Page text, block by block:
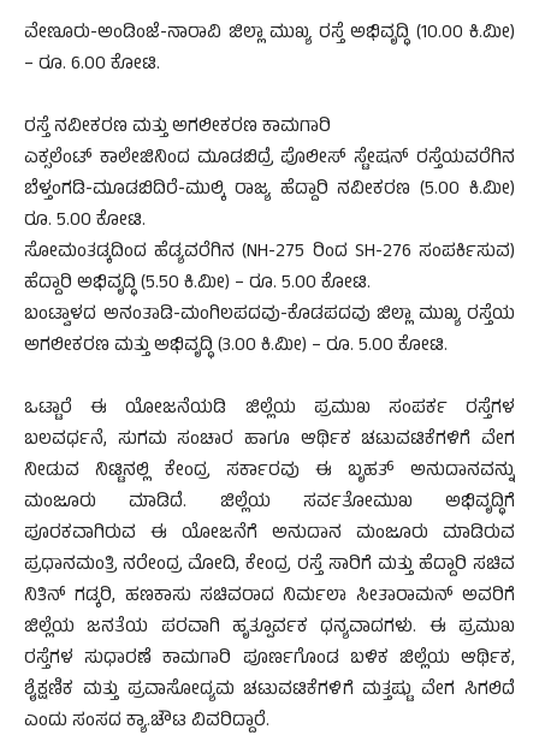
ವೇಣೂರು-ಅಂಡಿಂಜೆ-ನಾರಾವಿ ಜಿಲ್ಲಾ ಮುಖ್ಯ ರಸ್ತೆ ಅಭಿವೃದ್ಧಿ (10.00 ಕಿ.ಮೀ)
– ರೂ. 6.00 ಕೋಟಿ.
ರಸ್ತೆ ನವೀಕರಣ ಮತ್ತು ಅಗಲೀಕರಣ ಕಾಮಗಾರಿ
ಎಕ್ಸಲೆಂಟ್ ಕಾಲೇಜಿನಿಂದ ಮೂಡಬಿದ್ರೆ ಪೊಲೀಸ್ ಸ್ಟೇಷನ್ ರಸ್ತೆಯವರೆಗಿನ
ಬೆಳ್ತಂಗಡಿ-ಮೂಡಬಿದಿರೆ-ಮುಲ್ಕಿ ರಾಜ್ಯ ಹೆದ್ದಾರಿ ನವೀಕರಣ (5.00 ಕಿ.ಮೀ)
ರೂ. 5.00 ಕೋಟಿ.
ಸೋಮಂತಡ್ಕದಿಂದ ಹೆಡ್ಯವರೆಗಿನ (NH-275 ರಿಂದ SH-276 ಸಂಪರ್ಕಿಸುವ)
ಹೆದ್ದಾರಿ ಅಭಿವೃದ್ಧಿ (5.50 ಕಿ.ಮೀ) – ರೂ. 5.00 ಕೋಟಿ.
ಬಂಟ್ವಾಳದ ಅನಂತಾಡಿ-ಮಂಗಿಲಪದವು-ಕೊಡಪದವು ಜಿಲ್ಲಾ ಮುಖ್ಯ ರಸ್ತೆಯ
ಅಗಲೀಕರಣ ಮತ್ತು ಅಭಿವೃದ್ಧಿ (3.00 ಕಿ.ಮೀ) – ರೂ. 5.00 ಕೋಟಿ.
ಒಟ್ಟಾರೆ ಈ ಯೋಜನೆಯಡಿ ಜಿಲ್ಲೆಯ ಪ್ರಮುಖ ಸಂಪರ್ಕ ರಸ್ತೆಗಳ
ಬಲವರ್ಧನೆ, ಸುಗಮ ಸಂಚಾರ ಹಾಗೂ ಆರ್ಥಿಕ ಚಟುವಟಿಕೆಗಳಿಗೆ ವೇಗ
ನೀಡುವ ನಿಟ್ಟಿನಲ್ಲಿ ಕೇಂದ್ರ ಸರ್ಕಾರವು ಈ ಬೃಹತ್ ಅನುದಾನವನ್ನು
ಮಂಜೂರು ಮಾಡಿದೆ. ಜಿಲ್ಲೆಯ ಸರ್ವತೋಮುಖ ಅಭಿವೃದ್ಧಿಗೆ
ಪೂರಕವಾಗಿರುವ ಈ ಯೋಜನೆಗೆ ಅನುದಾನ ಮಂಜೂರು ಮಾಡಿರುವ
ಪ್ರಧಾನಮಂತ್ರಿ ನರೇಂದ್ರ ಮೋದಿ, ಕೇಂದ್ರ ರಸ್ತೆ ಸಾರಿಗೆ ಮತ್ತು ಹೆದ್ದಾರಿ ಸಚಿವ
ನಿತಿನ್ ಗಡ್ಕರಿ, ಹಣಕಾಸು ಸಚಿವರಾದ ನಿರ್ಮಲಾ ಸೀತಾರಾಮನ್ ಅವರಿಗೆ
ಜಿಲ್ಲೆಯ ಜನತೆಯ ಪರವಾಗಿ ಹೃತ್ಪೂರ್ವಕ ಧನ್ಯವಾದಗಳು. ಈ ಪ್ರಮುಖ
ರಸ್ತೆಗಳ ಸುಧಾರಣೆ ಕಾಮಗಾರಿ ಪೂರ್ಣಗೊಂಡ ಬಳಿಕ ಜಿಲ್ಲೆಯ ಆರ್ಥಿಕ,
ಶೈಕ್ಷಣಿಕ ಮತ್ತು ಪ್ರವಾಸೋದ್ಯಮ ಚಟುವಟಿಕೆಗಳಿಗೆ ಮತ್ತಷ್ಟು ವೇಗ ಸಿಗಲಿದೆ
ಎಂದು ಸಂಸದ ಕ್ಯಾ.ಚೌಟ ವಿವರಿದ್ದಾರೆ.